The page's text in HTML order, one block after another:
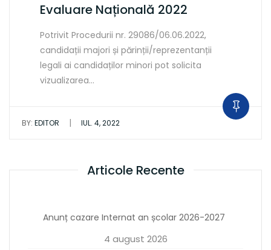
Evaluare Națională 2022
Potrivit Procedurii nr. 29086/06.06.2022,
candidații majori și părinții/reprezentanții
legali ai candidaților minori pot solicita
vizualizarea…
BY: EDITOR | IUL. 4, 2022
Articole Recente
Anunț cazare Internat an școlar 2026-2027
4 august 2026